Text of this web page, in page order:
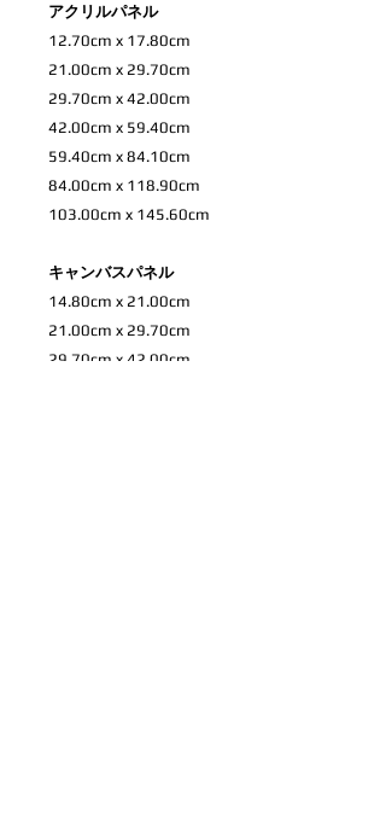
アクリルパネル
12.70cm x 17.80cm
21.00cm x 29.70cm
29.70cm x 42.00cm
42.00cm x 59.40cm
59.40cm x 84.10cm
84.00cm x 118.90cm
103.00cm x 145.60cm
キャンバスパネル
14.80cm x 21.00cm
21.00cm x 29.70cm
29.70cm x 42.00cm